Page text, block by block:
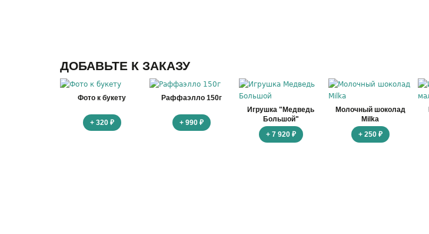
ДОБАВЬТЕ К ЗАКАЗУ
Фото к букету
+ 320 ₽
Раффаэлло 150г
+ 990 ₽
Игрушка "Медведь
Большой"
+ 7 920 ₽
Молочный шоколад
Milka
+ 250 ₽